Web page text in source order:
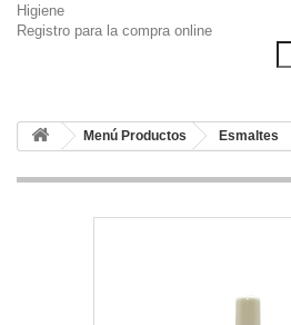
Higiene
Registro para la compra online
Menú Productos Esmaltes